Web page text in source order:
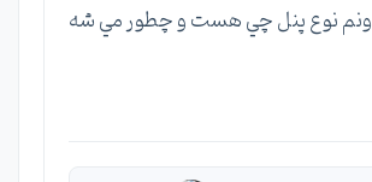
نوع پنل چي هست و چطور مي شه